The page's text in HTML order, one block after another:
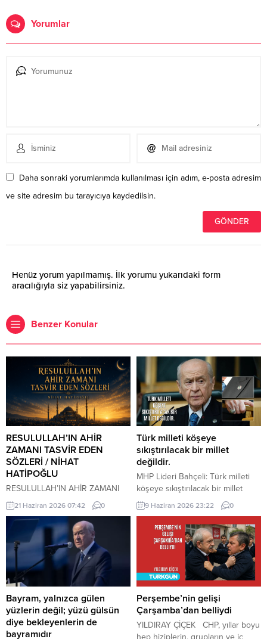
Yorumlar
Daha sonraki yorumlarımda kullanılması için adım, e-posta adresim
ve site adresim bu tarayıcıya kaydedilsin.
Henüz yorum yapılmamış. İlk yorumu yukarıdaki form
aracılığıyla siz yapabilirsiniz.
Benzer Konular
RESULULLAH’IN AHİR
ZAMANI TASVİR EDEN
SÖZLERİ / NİHAT
HATİPOĞLU
RESULULLAH’IN AHİR ZAMANI
TASVİR EDEN SÖZLERİ İnsanlar
heveslerine uyacaklar, zan ile
hükmedilecek. Bilinmeyen
konularda insanlar konuşacaklar.
Cehalet, dini bilmemek
çoğalacak. Çocuk istenmeyecek.
Dostluk azalacak. Dost dosta
güvenmeyecek. İnsanlar bir
araya toplandıklarında, içlerinde
Allah’tan korkan bulunmadığı
zaman kıyamet yakındır. Kıyamet
kopmadan önce yıldızların etkili
21 Haziran 2026 07:42 0
Türk milleti köşeye
sıkıştırılacak bir millet
değildir.
MHP Lideri Bahçeli: Türk milleti
köşeye sıkıştırılacak bir millet
değildir. Türk milleti, karşısına
yedi düvel de dizilse tarih
sahnesinden silinecek bir millet
değildir. Türkiye, ham hayaller
kurulup çizilen haritaların
kenarına sıkıştırılacak, eline bir
avuç toprak verilip denizlerinden
koparılacak bir ülke değildir.
Devlet Bahçeli MHP TBMM Grup
Toplantısı’nda Türkiye’nin
gündemine ve...
9 Haziran 2026 23:22 0
Bayram, yalnızca gülen
yüzlerin değil; yüzü gülsün
diye bekleyenlerin de
bayramıdır
Perşembe’nin gelişi
Çarşamba’dan belliydi
YILDIRAY ÇİÇEK CHP, yıllar boyu
hep hiziplerin, grupların ve iç